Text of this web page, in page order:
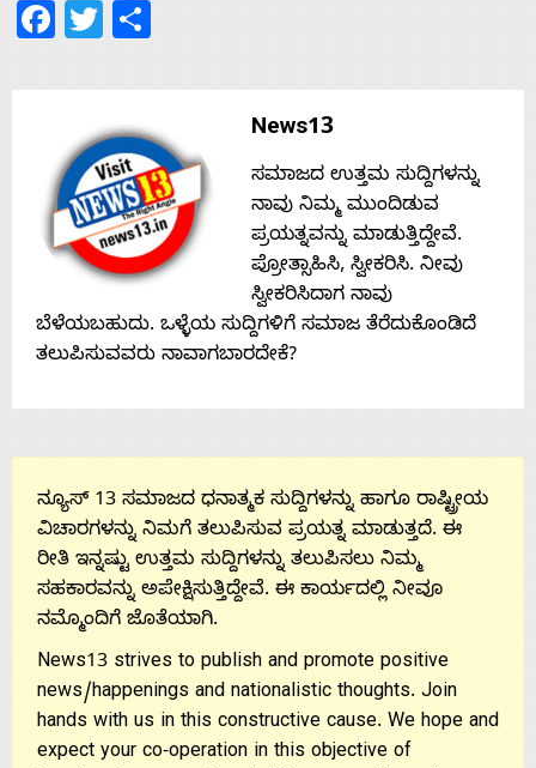
s
Contact
Us
Facebook
Twitter
News13
ಸಮಾಜದ ಉತ್ತಮ ಸುದ್ದಿಗಳನ್ನು
ನಾವು ನಿಮ್ಮ ಮುಂದಿಡುವ
ಪ್ರಯತ್ನವನ್ನು ಮಾಡುತ್ತಿದ್ದೇವೆ.
ಪ್ರೋತ್ಸಾಹಿಸಿ, ಸ್ವೀಕರಿಸಿ. ನೀವು
ಸ್ವೀಕರಿಸಿದಾಗ ನಾವು
ಬೆಳೆಯಬಹುದು. ಒಳ್ಳೆಯ ಸುದ್ದಿಗಳಿಗೆ ಸಮಾಜ ತೆರೆದುಕೊಂಡಿದೆ
ತಲುಪಿಸುವವರು ನಾವಾಗಬಾರದೇಕೆ?
ನ್ಯೂಸ್ 13 ಸಮಾಜದ ಧನಾತ್ಮಕ ಸುದ್ದಿಗಳನ್ನು ಹಾಗೂ ರಾಷ್ಟ್ರೀಯ
ವಿಚಾರಗಳನ್ನು ನಿಮಗೆ ತಲುಪಿಸುವ ಪ್ರಯತ್ನ ಮಾಡುತ್ತದೆ. ಈ
ರೀತಿ ಇನ್ನಷ್ಟು ಉತ್ತಮ ಸುದ್ದಿಗಳನ್ನು ತಲುಪಿಸಲು ನಿಮ್ಮ
ಸಹಕಾರವನ್ನು ಅಪೇಕ್ಷಿಸುತ್ತಿದ್ದೇವೆ. ಈ ಕಾರ್ಯದಲ್ಲಿ ನೀವೂ
ನಮ್ಮೊಂದಿಗೆ ಜೊತೆಯಾಗಿ.
News13 strives to publish and promote positive
news/happenings and nationalistic thoughts. Join
hands with us in this constructive cause. We hope and
expect your co-operation in this objective of